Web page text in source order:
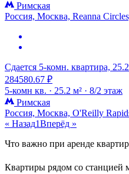
Римская
Россия, Москва, Reanna
Сдается 5-комн. квартира,
284580.67 ₽
5-комн кв. · 25.2 м² · 8/2 этаж
Римская
Россия, Москва, O'Reilly
« Назад1Вперёд »
Что важно при аренде
Квартиры рядом со станцией